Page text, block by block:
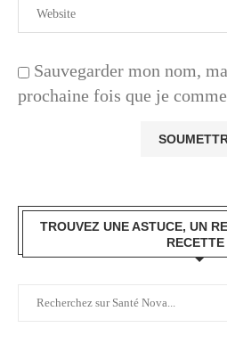
Sauvegarder mon nom,
prochaine fois que je
TROUVEZ UNE ASTUCE, UN
RECETTE